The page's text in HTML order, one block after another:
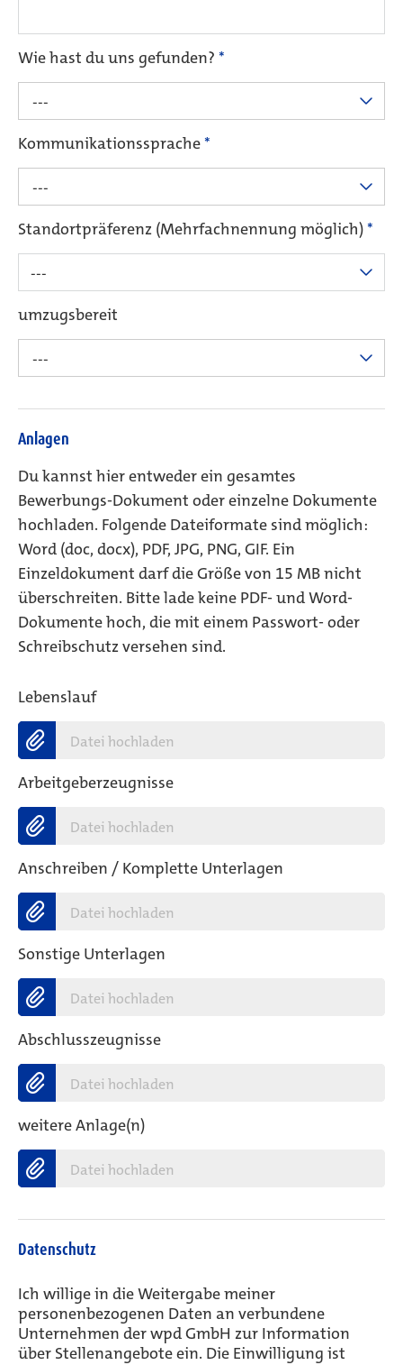
Wie hast du uns gefunden? *
---
Kommunikationssprache*
---
Standortpräferenz (Mehrfachnennung möglich)*
---
umzugsbereit
---
Anlagen
Du kannst hier entweder ein gesamtes
Bewerbungs-Dokument oder einzelne Dokumente
hochladen. Folgende Dateiformate sind möglich:
Word (doc, docx), PDF, JPG, PNG, GIF. Ein
Einzeldokument darf die Größe von 15 MB nicht
überschreiten. Bitte lade keine PDF- und Word-
Dokumente hoch, die mit einem Passwort- oder
Schreibschutz versehen sind.
Lebenslauf
Datei hochladen
Arbeitgeberzeugnisse
Datei hochladen
Anschreiben / Komplette Unterlagen
Datei hochladen
Sonstige Unterlagen
Datei hochladen
Abschlusszeugnisse
Datei hochladen
weitere Anlage(n)
Datei hochladen
Datenschutz
Ich willige in die Weitergabe meiner
personenbezogenen Daten an verbundene
Unternehmen der wpd GmbH zur Information
über Stellenangebote ein. Die Einwilligung ist